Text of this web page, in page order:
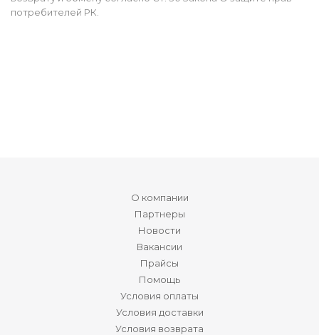
потребителей РК.
О компании
Партнеры
Новости
Вакансии
Прайсы
Помощь
Условия оплаты
Условия доставки
Условия возврата